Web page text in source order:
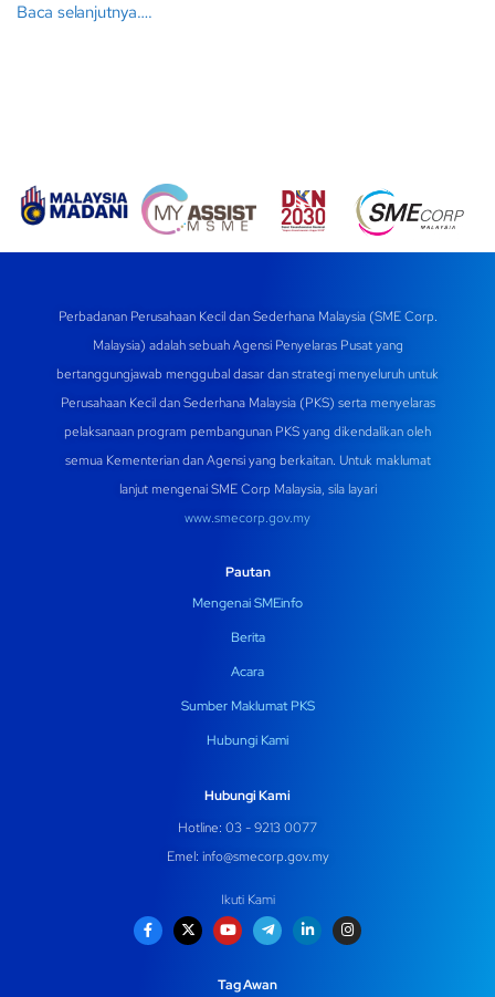
Baca selanjutnya….
Perbadanan Perusahaan Kecil dan Sederhana Malaysia (SME Corp.
Malaysia) adalah sebuah Agensi Penyelaras Pusat yang
bertanggungjawab menggubal dasar dan strategi menyeluruh untuk
Perusahaan Kecil dan Sederhana Malaysia (PKS) serta menyelaras
pelaksanaan program pembangunan PKS yang dikendalikan oleh
semua Kementerian dan Agensi yang berkaitan. Untuk maklumat
lanjut mengenai SME Corp Malaysia, sila layari
www.smecorp.gov.my
Pautan
Mengenai SMEinfo
Berita
Acara
Sumber Maklumat PKS
Hubungi Kami
Hubungi Kami
Hotline: 03 - 9213 0077
Emel: info@smecorp.gov.my
Ikuti Kami
Tag Awan